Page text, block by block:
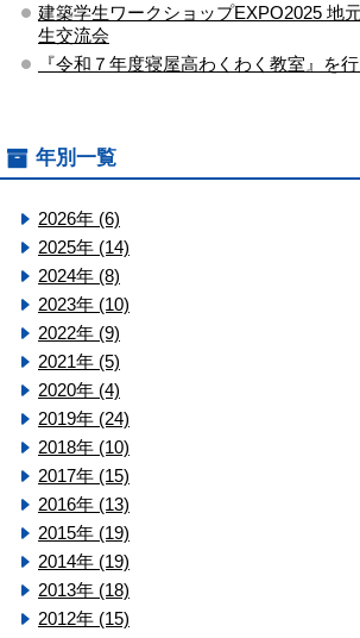
建築学生ワークショップEXPO2025 地
生交流会
『令和７年度寝屋高わくわく教室』を
年別一覧
2026年 (6)
2025年 (14)
2024年 (8)
2023年 (10)
2022年 (9)
2021年 (5)
2020年 (4)
2019年 (24)
2018年 (10)
2017年 (15)
2016年 (13)
2015年 (19)
2014年 (19)
2013年 (18)
2012年 (15)